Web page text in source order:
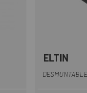
ELTIN